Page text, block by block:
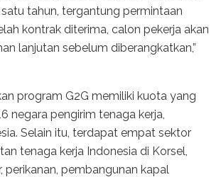
tahun, tergantung permintaan
kontrak diterima, calon pekerja akan
lanjutan sebelum diberangkatkan,”
program G2G memiliki kuota yang
negara pengirim tenaga kerja,
Selain itu, terdapat empat sektor
tenaga kerja Indonesia di Korsel,
perikanan, pembangunan kapal